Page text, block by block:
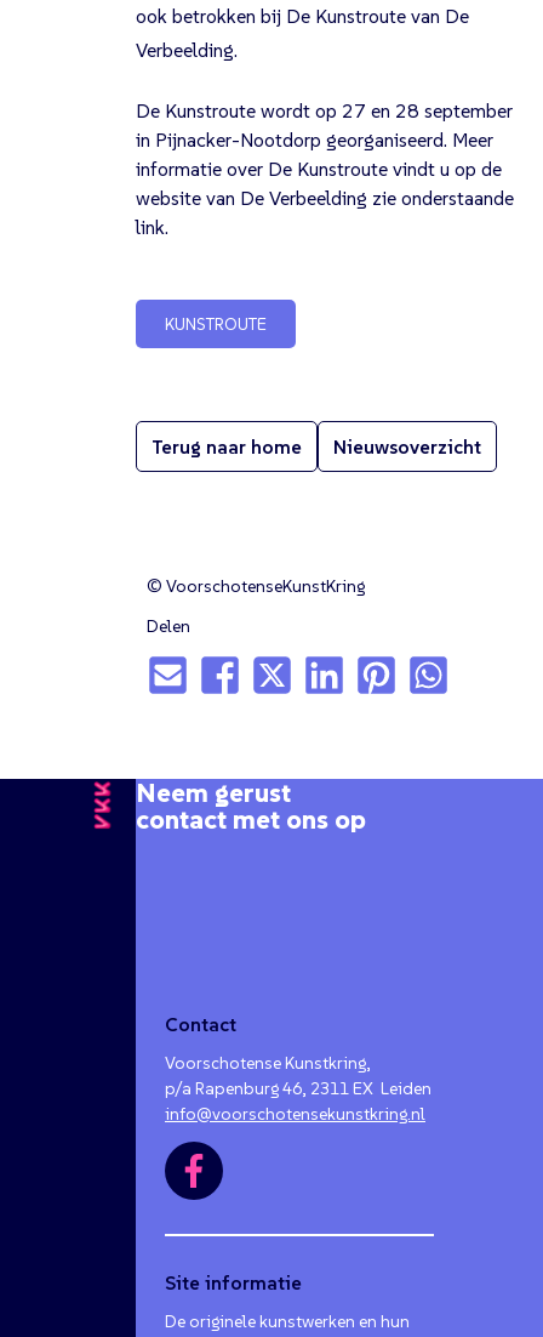
ook betrokken bij De Kunstroute van De
Verbeelding.
De Kunstroute wordt op 27 en 28 september
in Pijnacker-Nootdorp georganiseerd. Meer
informatie over De Kunstroute vindt u op de
website van De Verbeelding zie onderstaande
link.
KUNSTROUTE
Terug naar home Nieuwsoverzicht
© VoorschotenseKunstKring
Delen
Neem gerust
contact met ons op
Contact
Voorschotense Kunstkring,
p/a Rapenburg 46, 2311 EX Leiden
info@voorschotensekunstkring.nl
Site informatie
De originele kunstwerken en hun